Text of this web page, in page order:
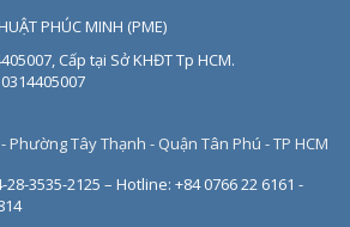
PHÚC MINH (PME)
Cấp tại Sở KHĐT Tp HCM.
Phường Tây Thạnh - Quận Tân Phú - TP HCM
28-3535-2125 – Hotline: +84 0766 22 6161 -